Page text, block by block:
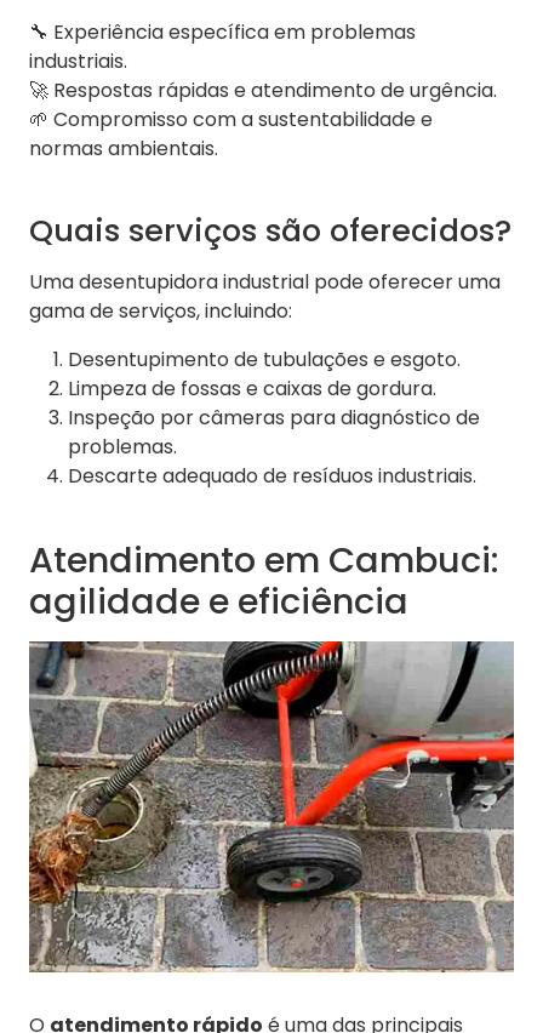
🔧 Experiência específica em problemas
industriais.
🚀 Respostas rápidas e atendimento de urgência.
🌱 Compromisso com a sustentabilidade e
normas ambientais.
Quais serviços são oferecidos?
Uma desentupidora industrial pode oferecer uma
gama de serviços, incluindo:
Desentupimento de tubulações e esgoto.
Limpeza de fossas e caixas de gordura.
Inspeção por câmeras para diagnóstico de
problemas.
Descarte adequado de resíduos industriais.
Atendimento em Cambuci:
agilidade e eficiência
O atendimento rápido é uma das principais